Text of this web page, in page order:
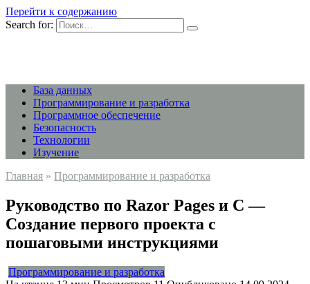
Перейти к содержанию
Search for:
База данных
Программирование и разработка
Программное обеспечение
Безопасность
Технологии
Изучение
Главная » Программирование и разработка
Руководство по Razor Pages и C —
Создание первого проекта с
пошаговыми инструкциями
Программирование и разработка